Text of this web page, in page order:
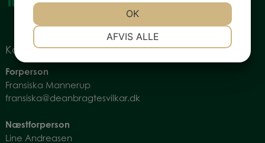
Kontakt os
Forperson
Fransiska Mannerup
fransiska@deanbragtesvilkar.dk
Næstforperson
Line Andreasen
AFVIS ALLE
OK